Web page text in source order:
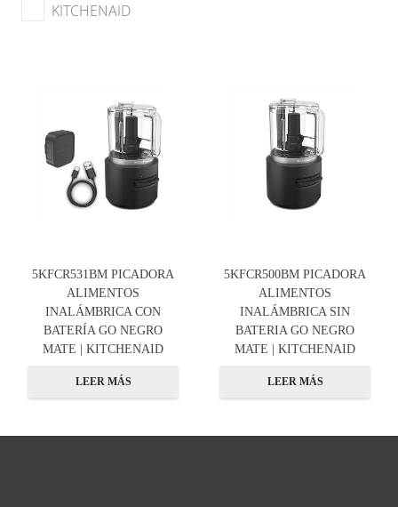
KITCHENAID
5KFCR531BM PICADORA
ALIMENTOS
INALÁMBRICA CON
BATERÍA GO NEGRO
MATE | KITCHENAID
LEER MÁS
5KFCR500BM PICADORA
ALIMENTOS
INALÁMBRICA SIN
BATERIA GO NEGRO
MATE | KITCHENAID
LEER MÁS